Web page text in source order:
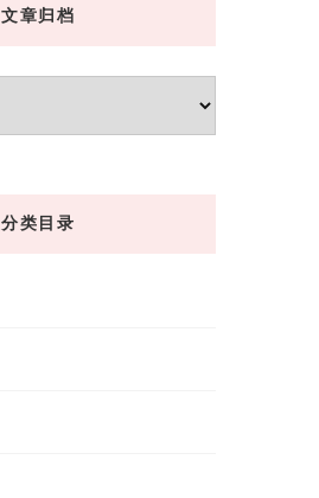
文章归档
分类目录